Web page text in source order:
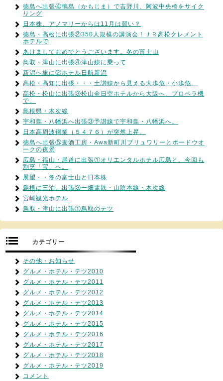
徳島へ出張④鴨島（かもじま）で吉野川、阿波中央橋をサイク
リング
日本株、アノマリーからは11月は買い？
徳島・高松に出張②350人規模の講演会！ＪＲ高松クレメント
ホテルで
あけましておめでとうございます。冬の富士山
鳥取・津山に出張④津山線に乗って
新潟へ旅に②ホテル日航新潟
高松・高知に出張・・・土讃線から見える大歩危・小歩危。
高松・松山に出張③松山全日空ホテルから大阪へ、プロペラ機
で。
島根県・木次線
宇和島・八幡浜へ出張③予讃線で宇和島・八幡浜へ。
日本高周波鋼業（５４７６）が突然上昇。
徳島へ出張⑤麦酒工房・Awa新町川ブリュワリーとボードウオ
ークの夜景
広島・福山・尾道に出張①オリエンタルホテル広島と、今回も
割烹「宝」へ。
展望・・冬の富士山と日本株
島根に三泊、出張③一畑電鉄・山陰本線・木次線
宮崎観光ホテル
鳥取・津山に出張①鳥取のテツ
カテゴリー
その他・お知らせ
グルメ・ホテル・テツ2010
グルメ・ホテル・テツ2011
グルメ・ホテル・テツ2012
グルメ・ホテル・テツ2013
グルメ・ホテル・テツ2014
グルメ・ホテル・テツ2015
グルメ・ホテル・テツ2016
グルメ・ホテル・テツ2017
グルメ・ホテル・テツ2018
グルメ・ホテル・テツ2019
コメント